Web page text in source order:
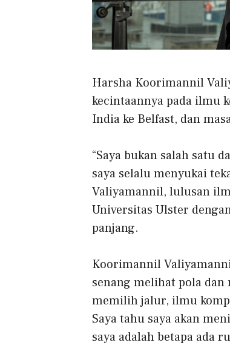
Harsha Koorimannil
kecintaannya pada ilmu
India ke Belfast, dan
“Saya bukan salah satu
saya selalu menyukai
Valiyamannil, lulusan
Universitas Ulster
panjang.
Koorimannil
senang melihat pola
memilih jalur, ilmu
Saya tahu saya akan
saya adalah betapa ada